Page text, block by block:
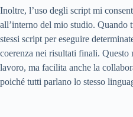
Inoltre, l’uso degli script mi
all’interno del mio studio.
stessi script per eseguire
coerenza nei risultati finali.
lavoro, ma facilita anche la
poiché tutti parlano lo stesso